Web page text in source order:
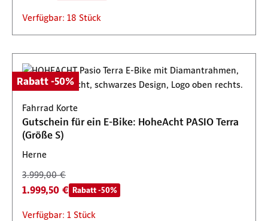
Verfügbar: 18 Stück
Rabatt -50%
Fahrrad Korte
Gutschein für ein E-Bike: HoheAcht PASIO Terra
(Größe S)
Herne
3.999,00 €
1.999,50 € Rabatt -50%
Verfügbar: 1 Stück